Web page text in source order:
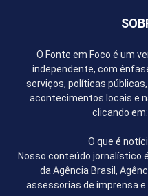
O Fonte em Foco é um
independente, com
serviços, políticas
acontecimentos locais e
clicando
O que é
Nosso conteúdo jornalístico
da Agência Brasil,
assessorias de imprensa